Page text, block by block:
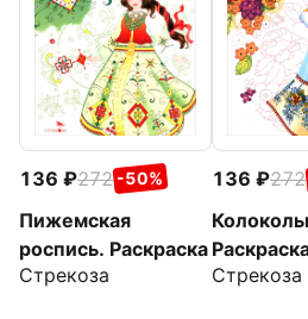
136 272 -50%
Пижемская
роспись. Раскраска
Стрекоза
136 272
Стрекоза